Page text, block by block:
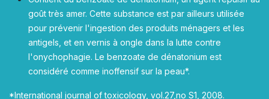
goût très amer. Cette substance est par ailleurs utilisée
pour prévenir l'ingestion des produits ménagers et les
antigels, et en vernis à ongle dans la lutte contre
l'onychophagie. Le benzoate de dénatonium est
considéré comme inoffensif sur la peau*.
*International journal of toxicology, vol.27,no S1, 2008.